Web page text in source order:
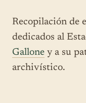
Recopilación de
dedicados al
Gallone y a su
archivístico.